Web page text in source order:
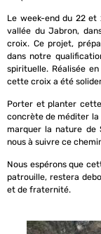
Le week-end du 22 et
vallée du Jabron,
croix. Ce projet,
dans notre
spirituelle. Réalisée
cette croix a été
Porter et planter
concrète de méditer la
marquer la nature de
nous à suivre ce
Nous espérons que
patrouille, restera
et de fraternité.